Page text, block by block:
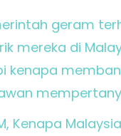
geram
mereka di
kenapa